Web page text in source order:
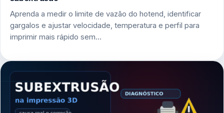
Aprenda a medir o limite de vazão do hotend, identificar
gargalos e ajustar velocidade, temperatura e perfil para
imprimir mais rápido sem…